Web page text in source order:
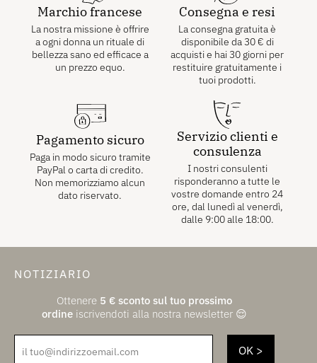
Marchio francese
La nostra missione è offrire
a ogni donna un rituale di
bellezza sano ed efficace a
un prezzo equo.
Consegna e resi
La consegna gratuita è
disponibile da 30 € di
acquisti e hai 30 giorni per
restituire gratuitamente i
tuoi prodotti.
Pagamento sicuro
Paga in modo sicuro tramite
PayPal o carta di credito.
Non memorizziamo alcun
dato riservato.
Servizio clienti e
consulenza
I nostri consulenti
risponderanno a tutte le
vostre domande entro 24
ore, dal lunedì al venerdì,
dalle 9:00 alle 18:00.
NOTIZIARIO
Ottenere 5 € sconto sul tuo prossimo
ordine iscrivendoti alla nostra newsletter 😌
il tuo@indirizzoemail.com